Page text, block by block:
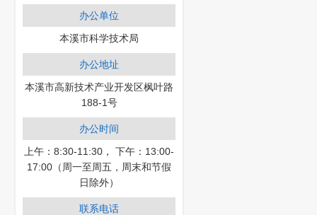
办公单位
本溪市科学技术局
办公地址
本溪市高新技术产业开发区枫叶路
188-1号
办公时间
上午：8:30-11:30， 下午：13:00-
17:00（周一至周五，周末和节假
日除外）
联系电话